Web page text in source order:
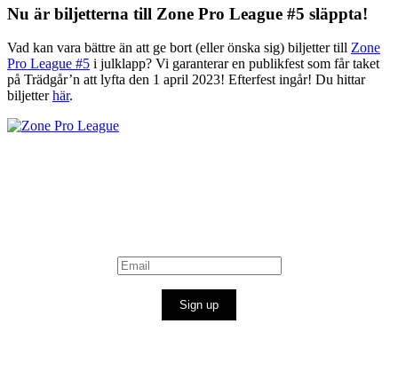
Nu är biljetterna till Zone Pro League #5 släppta!
Vad kan vara bättre än att ge bort (eller önska sig) biljetter till Zone
Pro League #5 i julklapp? Vi garanterar en publikfest som får taket
på Trädgår’n att lyfta den 1 april 2023! Efterfest ingår! Du hittar
biljetterhär.
Sign up